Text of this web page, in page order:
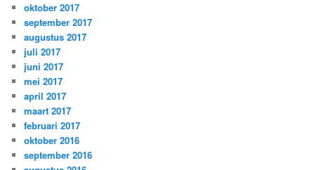
oktober 2017
september 2017
augustus 2017
juli 2017
juni 2017
mei 2017
april 2017
maart 2017
februari 2017
oktober 2016
september 2016